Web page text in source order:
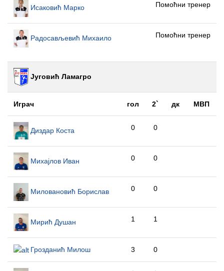
Исаковић Марко Помоћни тренер
Радосављевић Михаило Помоћни тренер
Југовић Ламагро
Играч гол 2` дк МВП
Диздар Коста 0 0
Михајлов Иван 0 0
Миловановић Борислав 0 0
Мирић Душан 1 1
Грозданић Милош 3 0